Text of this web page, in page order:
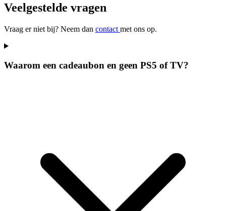
Veelgestelde vragen
Vraag er niet bij? Neem dan contact met ons op.
Waarom een cadeaubon en geen PS5 of TV?